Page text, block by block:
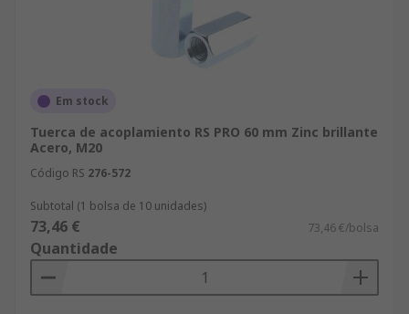
Em stock
Tuerca de acoplamiento RS PRO 60 mm Zinc brillante
Acero, M20
Código RS 276-572
Subtotal (1 bolsa de 10 unidades)
73,46 € 73,46 €/bolsa
Quantidade